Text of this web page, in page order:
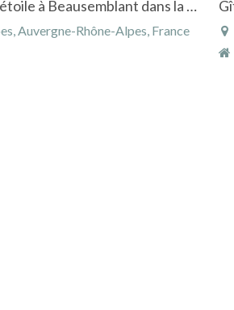
Gîte de charme au domaine de la bonne étoile à Beausemblant dans la Drôme des collines
Auvergne-Rhône-Alpes, France